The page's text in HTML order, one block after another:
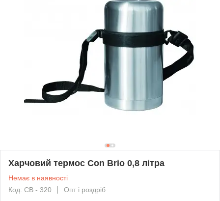
Харчовий термос Con Brio 0,8 літра
Немає в наявності
Код: СВ - 320
Опт і роздріб